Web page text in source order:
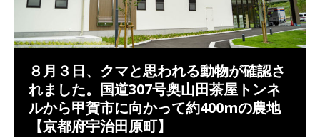
８月３日、クマと思われる動物が確認さ
れました。国道307号奥山田茶屋トンネ
ルから甲賀市に向かって約400mの農地
【京都府宇治田原町】